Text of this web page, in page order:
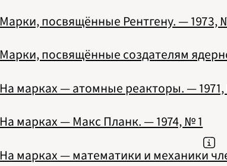
Марки, посвящённые Рентгену. — 1973,
Марки, посвящённые создателям
На марках — атомные реакторы. —
На марках — Макс Планк. — 1974, № 1
На марках — математики и механики